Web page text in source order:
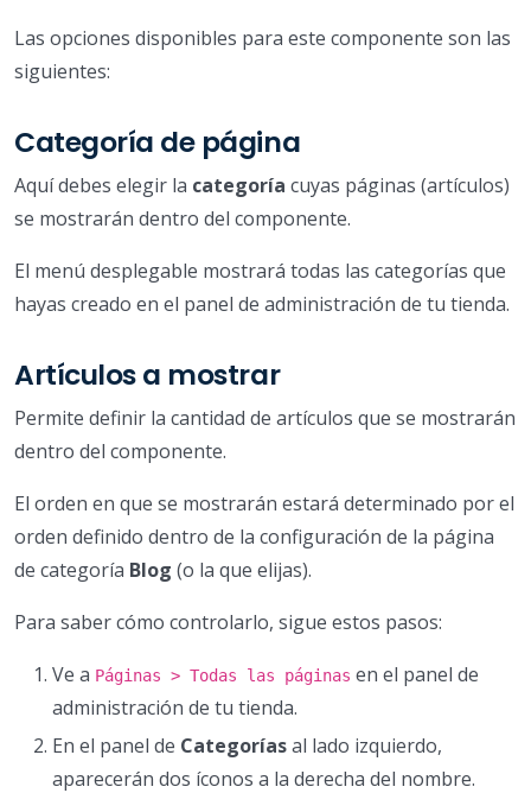
Las opciones disponibles para este componente son las
siguientes:
Categoría de página
Aquí debes elegir la categoría cuyas páginas (artículos)
se mostrarán dentro del componente.
El menú desplegable mostrará todas las categorías que
hayas creado en el panel de administración de tu tienda.
Artículos a mostrar
Permite definir la cantidad de artículos que se mostrarán
dentro del componente.
El orden en que se mostrarán estará determinado por el
orden definido dentro de la configuración de la página
de categoría Blog (o la que elijas).
Para saber cómo controlarlo, sigue estos pasos:
Ve a Páginas > Todas las páginas en el panel de
administración de tu tienda.
En el panel de Categoríasal lado izquierdo,
aparecerán dos íconos a la derecha del nombre.